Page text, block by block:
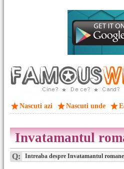
Nascuti azi Nascuti unde
Invatamantul
Q: Intreaba despre Invatamantul